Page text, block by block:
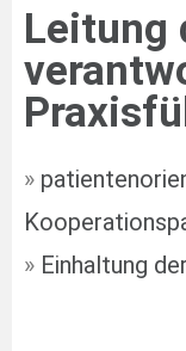
Leitung
»
» Einhaltung